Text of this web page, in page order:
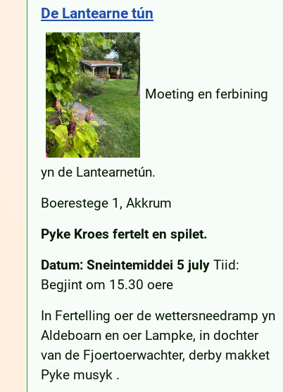
De Lantearne tún
Moeting en ferbining
yn de Lantearnetún.
Boerestege 1, Akkrum
Pyke Kroes fertelt en spilet.
Datum: Sneintemiddei 5 july Tiid:
Begjint om 15.30 oere
In Fertelling oer de wettersneedramp yn
Aldeboarn en oer Lampke, in dochter
van de Fjoertoerwachter, derby makket
Pyke musyk .